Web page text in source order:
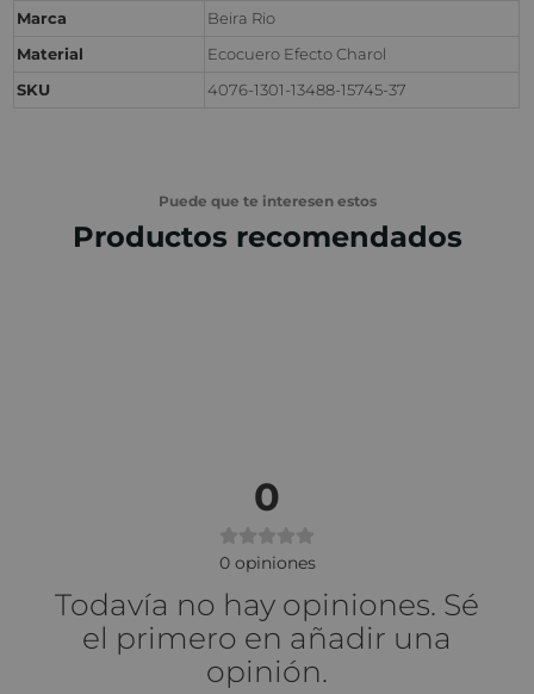
Marca
Beira Rio
Material
Ecocuero Efecto Charol
SKU
4076-1301-13488-15745-37
Puede que te interesen estos
Productos recomendados
0
0 opiniones
Todavía no hay opiniones. Sé
el primero en añadir una
opinión.